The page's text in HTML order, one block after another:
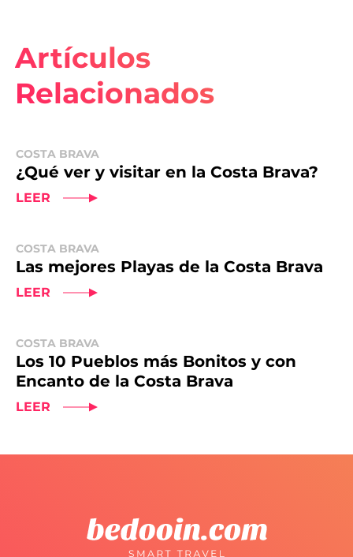
Artículos
Relacionados
COSTA BRAVA
¿Qué ver y visitar en la Costa Brava?
LEER
COSTA BRAVA
Las mejores Playas de la Costa Brava
LEER
COSTA BRAVA
Los 10 Pueblos más Bonitos y con
Encanto de la Costa Brava
LEER